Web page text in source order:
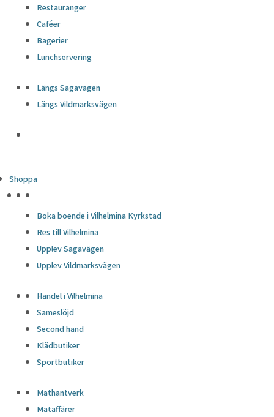
Restauranger
Caféer
Bagerier
Lunchservering
Längs Sagavägen
Längs Vildmarksvägen
Shoppa
Boka boende i Vilhelmina Kyrkstad
Res till Vilhelmina
Upplev Sagavägen
Upplev Vildmarksvägen
Handel i Vilhelmina
Sameslöjd
Second hand
Klädbutiker
Sportbutiker
Mathantverk
Mataffärer